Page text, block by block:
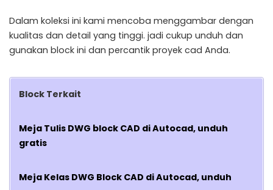
Dalam koleksi ini kami mencoba menggambar dengan
kualitas dan detail yang tinggi. jadi cukup unduh dan
gunakan block ini dan percantik proyek cad Anda.
Block Terkait
Meja Tulis DWG block CAD di Autocad, unduh
gratis
Meja Kelas DWG Block CAD di Autocad, unduh